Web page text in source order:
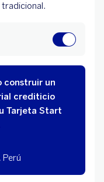
construir un
crediticio
Tarjeta Start
Perú